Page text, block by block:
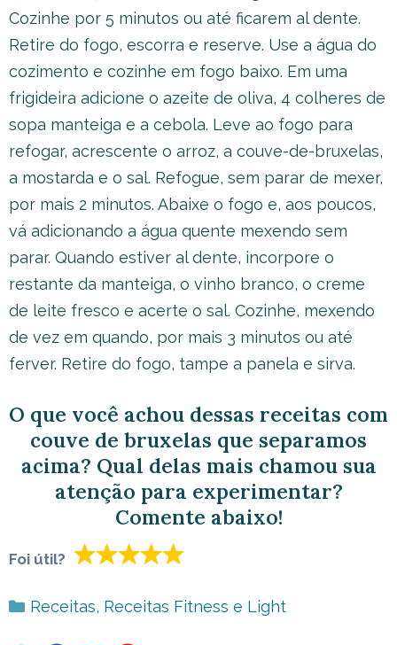
Cozinhe por 5 minutos ou até ficarem al dente.
Retire do fogo, escorra e reserve. Use a água do
cozimento e cozinhe em fogo baixo. Em uma
frigideira adicione o azeite de oliva, 4 colheres de
sopa manteiga e a cebola. Leve ao fogo para
refogar, acrescente o arroz, a couve-de-bruxelas,
a mostarda e o sal. Refogue, sem parar de mexer,
por mais 2 minutos. Abaixe o fogo e, aos poucos,
vá adicionando a água quente mexendo sem
parar. Quando estiver al dente, incorpore o
restante da manteiga, o vinho branco, o creme
de leite fresco e acerte o sal. Cozinhe, mexendo
de vez em quando, por mais 3 minutos ou até
ferver. Retire do fogo, tampe a panela e sirva.
O que você achou dessas receitas com
couve de bruxelas que separamos
acima? Qual delas mais chamou sua
atenção para experimentar?
Comente abaixo!
Foi útil?
Categorias
Receitas, Receitas Fitness e Light